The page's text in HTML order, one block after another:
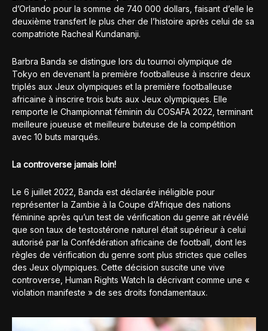
d’Orlando pour la somme de 740 000 dollars, faisant d’elle le
deuxième transfert le plus cher de l’histoire après celui de sa
compatriote Racheal Kundananji.
Barbra Banda se distingue lors du tournoi olympique de
Tokyo en devenant la première footballeuse à inscrire deux
triplés aux Jeux olympiques et la première footballeuse
africaine à inscrire trois buts aux Jeux olympiques. Elle
remporte le Championnat féminin du COSAFA 2022, terminant
meilleure joueuse et meilleure buteuse de la compétition
avec 10 buts marqués.
La controverse jamais loin!
Le 6 juillet 2022, Banda est déclarée inéligible pour
représenter la Zambie à la Coupe d’Afrique des nations
féminine après qu’un test de vérification du genre ait révélé
que son taux de testostérone naturel était supérieur à celui
autorisé par la Confédération africaine de football, dont les
règles de vérification du genre sont plus strictes que celles
des Jeux olympiques. Cette décision suscite une vive
controverse, Human Rights Watch la décrivant comme une «
violation manifeste » de ses droits fondamentaux.